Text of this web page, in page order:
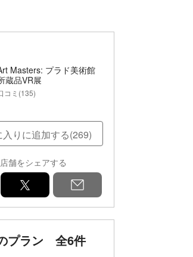
Masters: プラド美術館
蔵品VR展
コミ(135)
入りに追加する(269)
舗をシェアする
facebook
プラン 全6件